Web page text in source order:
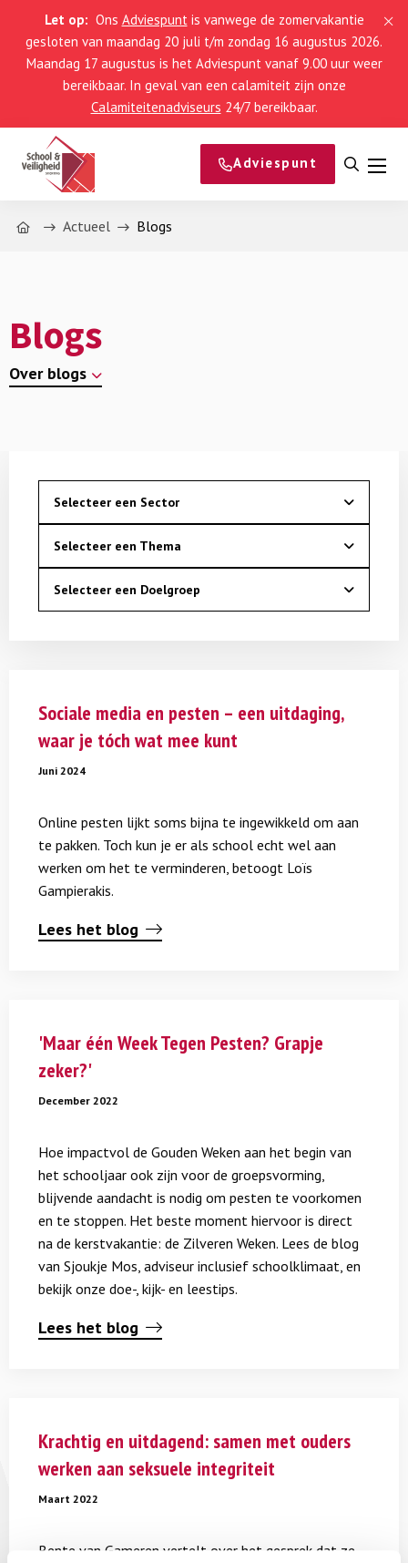
Let op: Ons Adviespuntis vanwege de zomervakantie
gesloten van maandag 20 juli t/m zondag 16 augustus 2026.
Maandag 17 augustus is het Adviespunt vanaf 9.00 uur weer
bereikbaar. In geval van een calamiteit zijn onze
Calamiteitenadviseurs 24/7 bereikbaar.
Adviespunt
Open
Home Actueel Blogs
Blogs
Over blogs
Selecteer een Sector
Selecteer een Thema
Selecteer een Doelgroep
Sociale
media
uitdaging,
Sociale media en pesten – een uitdaging,
waar je tóch wat mee kunt
Juni 2024
Online pesten lijkt soms bijna te ingewikkeld om aan
te pakken. Toch kun je er als school echt wel aan
werken om het te verminderen, betoogt Loïs
Gampierakis.
Lees het blog
'Maar
Pesten?
Grapje
zeker?'
'Maar één Week Tegen Pesten? Grapje
zeker?'
December 2022
Hoe impactvol de Gouden Weken aan het begin van
het schooljaar ook zijn voor de groepsvorming,
blijvende aandacht is nodig om pesten te voorkomen
en te stoppen. Het beste moment hiervoor is direct
na de kerstvakantie: de Zilveren Weken. Lees de blog
van Sjoukje Mos, adviseur inclusief schoolklimaat, en
bekijk onze doe-, kijk- en leestips.
Lees het blog
Krachtig
Krachtig en uitdagend: samen met ouders
werken aan seksuele integriteit
Maart 2022
Bente van Gameren vertelt over het gesprek dat ze